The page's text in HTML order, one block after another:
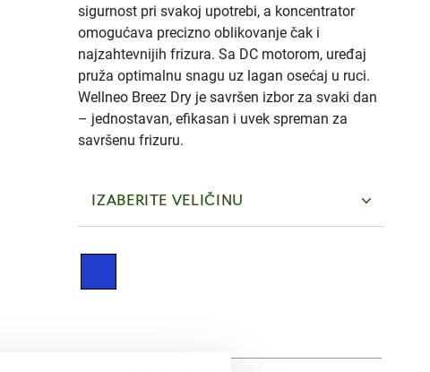
sigurnost pri svakoj upotrebi, a koncentrator
omogućava precizno oblikovanje čak i
najzahtevnijih frizura. Sa DC motorom, uređaj
pruža optimalnu snagu uz lagan osećaj u ruci.
Wellneo Breez Dry je savršen izbor za svaki dan
– jednostavan, efikasan i uvek spreman za
savršenu frizuru.
IZABERITE VELIČINU